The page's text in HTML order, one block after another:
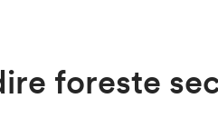
foreste